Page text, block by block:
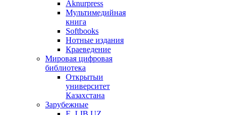
Аknurpress
Мультимедийная
книга
Softbooks
Нотные издания
Краеведение
Мировая цифровая
библиотека
Открытыи
университет
Казахстана
Зарубежные